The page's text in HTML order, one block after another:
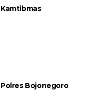
Kamtibmas
Polres Bojonegoro